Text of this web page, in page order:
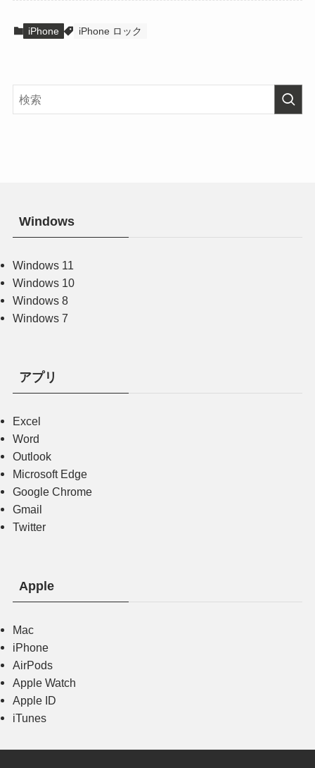
iPhone iPhone ロック
Windows
Windows 11
Windows 10
Windows 8
Windows 7
アプリ
Excel
Word
Outlook
Microsoft Edge
Google Chrome
Gmail
Twitter
Apple
Mac
iPhone
AirPods
Apple Watch
Apple ID
iTunes